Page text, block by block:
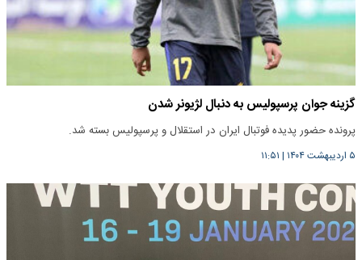
گزینه جوان پرسپولیس به دنبال لژیونر شدن
پرونده حضور پدیده فوتبال ایران در استقلال و پرسپولیس بسته شد.
۵ اردیبهشت ۱۴۰۴ | ۱۱:۵۱